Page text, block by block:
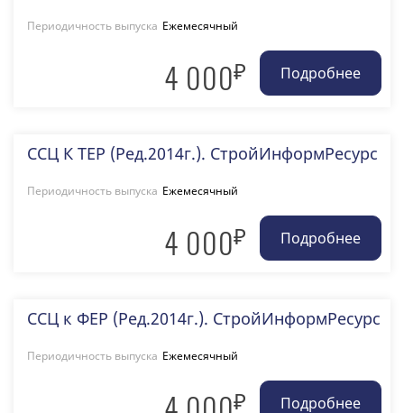
Периодичность выпуска Ежемесячный
4 000₽
ССЦ К ТЕР (Ред.2014г.). СтройИнформРесурс
Периодичность выпуска Ежемесячный
4 000₽
ССЦ к ФЕР (Ред.2014г.). СтройИнформРесурс
Периодичность выпуска Ежемесячный
₽